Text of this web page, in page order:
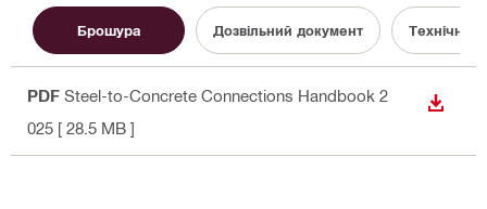
Брошура Дозвільний документ Технічна
PDF Steel-to-Concrete Connections Handbook 2
025 [ 28.5 MB ]